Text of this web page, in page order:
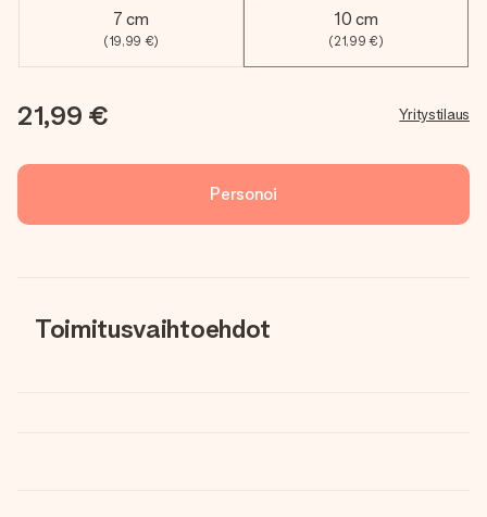
7 cm
(19,99 €)
10 cm
(21,99 €)
21,99 € Yritystilaus
Personoi
Toimitusvaihtoehdot